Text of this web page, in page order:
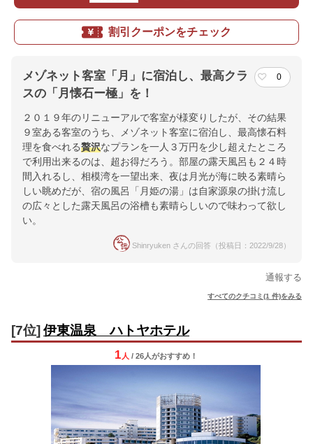
割引クーポンをチェック
メゾネット客室「月」に宿泊し、最高クラ
スの「月懐石ー極」を！
0
２０１９年のリニューアルで客室が様変りしたが、その結果
９室ある客室のうち、メゾネット客室に宿泊し、最高懐石料
理を食べれる贅沢なプランを一人３万円を少し超えたところ
で利用出来るのは、超お得だろう。部屋の露天風呂も２４時
間入れるし、相模湾を一望出来、夜は月光が海に映る素晴ら
しい眺めだが、宿の風呂「月姫の湯」は自家源泉の掛け流し
の広々とした露天風呂の浴槽も素晴らしいので味わって欲し
い。
Shinryuken さんの回答（投稿日：2022/9/28）
通報する
すべてのクチコミ(1 件)をみる
[7位] 伊東温泉 ハトヤホテル
1 人 / 26人がおすすめ！